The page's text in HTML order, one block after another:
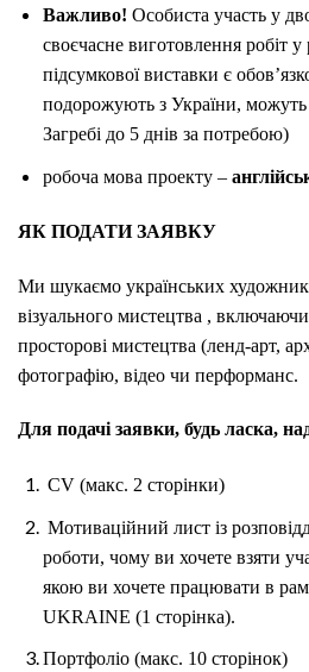
Важливо! Особиста участь у
своєчасне виготовлення робіт
підсумкової виставки є
подорожують з України, можуть
Загребі до 5 днів за потребою)
робоча мова проекту –
ЯК ПОДАТИ ЗАЯВКУ
Ми шукаємо українських
візуального мистецтва ,
просторові мистецтва (ленд-арт,
фотографію, відео чи перформанс.
Для подачі заявки, будь ласка,
CV (макс. 2 сторінки)
Мотиваційний лист із
роботи, чому ви хочете взяти
якою ви хочете працювати в
UKRAINE (1 сторінка).
Портфоліо (макс. 10 сторінок)